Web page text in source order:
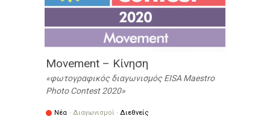
Movement – Κίνηση
φωτογραφικός διαγωνισμός EISA Maestro
Photo Contest 2020
Νέα · Διαγωνισμοί · Διεθνείς